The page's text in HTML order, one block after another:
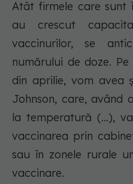
Atât firmele care sunt
au crescut
vaccinurilor, se
numărului de doze.
din aprilie, vom avea
Johnson, care, având
la temperatură (...),
vaccinarea prin
sau în zonele rurale
vaccinare.